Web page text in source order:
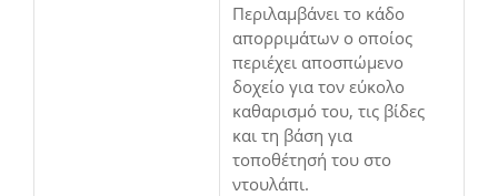
Περιλαμβάνει το κάδο
απορριμάτων ο οποίος
περιέχει αποσπώμενο
δοχείο για τον εύκολο
καθαρισμό του, τις βίδες
και τη βάση για
τοποθέτησή του στο
ντουλάπι.